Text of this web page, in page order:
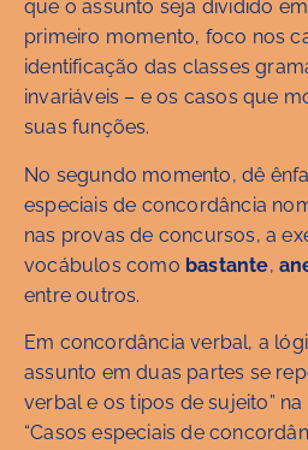
que o assunto seja dividido
primeiro momento, foco nos
identificação das classes
invariáveis – e os casos que
suas funções.
No segundo momento, dê
especiais de concordância
nas provas de concursos, a
vocábulos como bastante,
entre outros.
Em concordância verbal, a
assunto em duas partes se
verbal e os tipos de sujeito”
“Casos especiais de